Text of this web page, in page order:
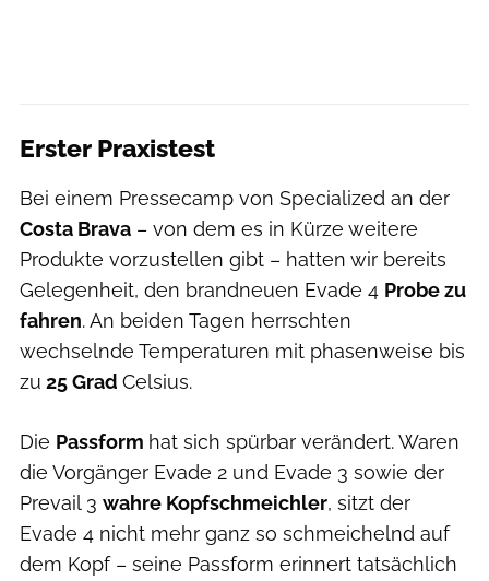
Erster Praxistest
Bei einem Pressecamp von Specialized an der
Costa Brava – von dem es in Kürze weitere
Produkte vorzustellen gibt – hatten wir bereits
Gelegenheit, den brandneuen Evade 4 Probe zu
fahren. An beiden Tagen herrschten
wechselnde Temperaturen mit phasenweise bis
zu 25 Grad Celsius.
Die Passform hat sich spürbar verändert. Waren
die Vorgänger Evade 2 und Evade 3 sowie der
Prevail 3 wahre Kopfschmeichler, sitzt der
Evade 4 nicht mehr ganz so schmeichelnd auf
dem Kopf – seine Passform erinnert tatsächlich